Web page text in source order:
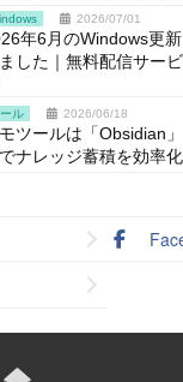
2026/07/01
年6月のWindows更
した｜無料配信サー
ル 2026/06/18
モツールは「Obsidian
ナレッジ蓄積を効率